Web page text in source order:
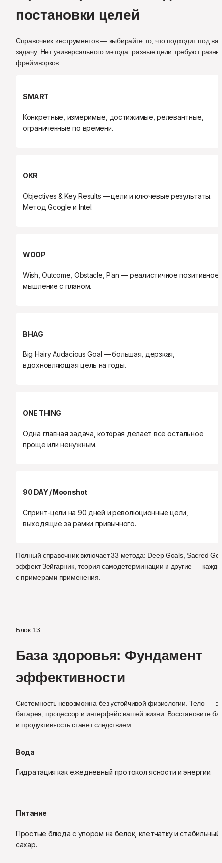
постановки целей
Справочник инструментов — выбирайте то, что подходит под
задачу. Нет универсального метода: разные цели требуют
фреймворков.
SMART
Конкретные, измеримые, достижимые, релевантные,
ограниченные по времени.
OKR
Objectives & Key Results — цели и ключевые результаты.
Метод Google и Intel.
WOOP
Wish, Outcome, Obstacle, Plan — реалистичное позитивное
мышление с планом.
BHAG
Big Hairy Audacious Goal — большая, дерзкая,
вдохновляющая цель на годы.
ONE THING
Одна главная задача, которая делает всё остальное
проще или ненужным.
90 DAY / Moonshot
Спринт-цели на 90 дней и революционные цели,
выходящие за рамки привычного.
Полный справочник включает 33 метода: Deep Goals, Sacred
эффект Зейгарник, теория самодетерминации и другие —
с примерами применения.
Блок 13
База здоровья: Фундамент
эффективности
Системность невозможна без устойчивой физиологии. Тело —
батарея, процессор и интерфейс вашей жизни. Восстановите
и продуктивность станет следствием.
Вода
Гидратация как ежедневный протокол ясности и энергии.
Питание
Простые блюда с упором на белок, клетчатку и стабильный
сахар.